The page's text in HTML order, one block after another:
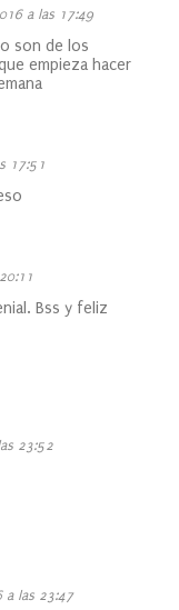
a las 17:49
son de los
empieza hacer
17:51
Bss y feliz
23:52
a las 23:47